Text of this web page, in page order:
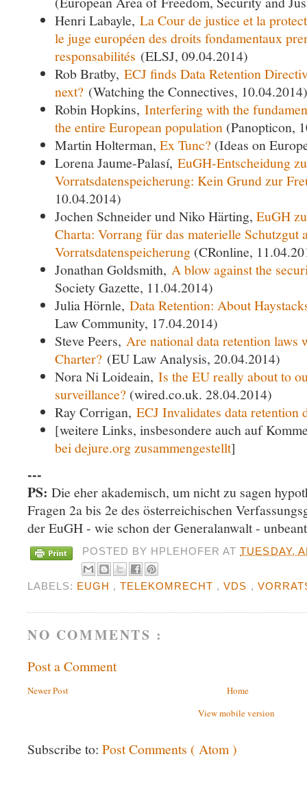
Henri Labayle, La Cour de justice et la
le juge européen des droits fondamentaux
responsabilités (ELSJ, 09.04.2014)
Rob Bratby, ECJ finds Data Retention
next? (Watching the Connectives, 10.04.2014)
Robin Hopkins, Interfering with the
the entire European population (Panopticon,
Martin Holterman, Ex Tunc? (Ideas on
Lorena Jaume-Palasí, EuGH-Entscheidung
Vorratsdatenspeicherung: Kein Grund zur
10.04.2014)
Jochen Schneider und Niko Härting, EuGH
Charta: Vorrang für das materielle Schutzgut
Vorratsdatenspeicherung (CRonline,
Jonathan Goldsmith, A blow against the
Society Gazette, 11.04.2014)
Julia Hörnle, Data Retention: About
Law Community, 17.04.2014)
Steve Peers, Are national data retention laws
Charter? (EU Law Analysis, 20.04.2014)
Nora Ni Loideain, Is the EU really about to
surveillance? (wired.co.uk. 28.04.2014)
Ray Corrigan, ECJ Invalidates data retention
[weitere Links, insbesondere auch auf
bei dejure.org zusammengestellt]
---
PS: Die eher akademisch, um nicht zu sagen
Fragen 2a bis 2e des österreichischen
der EuGH - wie schon der Generalanwalt -
POSTED BY HPLEHOFERATTUESDAY,
LABELS: EUGH ,TELEKOMRECHT ,VDS ,
NO COMMENTS :
Post a Comment
Newer Post
Home
View mobile version
Subscribe to: Post Comments ( Atom )